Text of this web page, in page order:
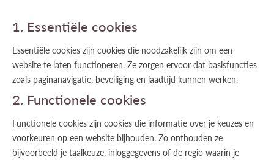
1. Essentiële cookies
Essentiële cookies zijn cookies die noodzakelijk zijn om een
website te laten functioneren. Ze zorgen ervoor dat basisfuncties
zoals paginanavigatie, beveiliging en laadtijd kunnen werken.
2. Functionele cookies
Functionele cookies zijn cookies die informatie over je keuzes en
voorkeuren op een website bijhouden. Zo onthouden ze
bijvoorbeeld je taalkeuze, inloggegevens of de regio waarin je